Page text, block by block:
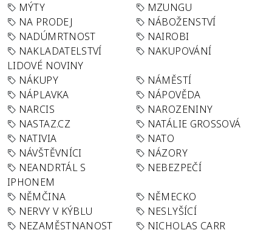
MÝTY
MZUNGU
NA PRODEJ
NÁBOŽENSTVÍ
NADÚMRTNOST
NAIROBI
NAKLADATELSTVÍ
LIDOVÉ NOVINY
NAKUPOVÁNÍ
NÁKUPY
NÁMĚSTÍ
NÁPLAVKA
NÁPOVĚDA
NARCIS
NAROZENINY
NASTAZ.CZ
NATÁLIE GROSSOVÁ
NATIVIA
NATO
NÁVŠTĚVNÍCI
NÁZORY
NEANDRTÁL S
IPHONEM
NEBEZPEČÍ
NĚMČINA
NĚMECKO
NERVY V KÝBLU
NESLYŠÍCÍ
NEZAMĚSTNANOST
NICHOLAS CARR